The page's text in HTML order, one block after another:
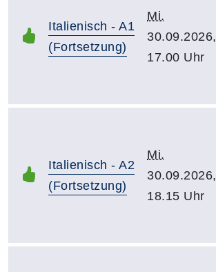
Italienisch - A1
(Fortsetzung)
Mi.
30.09.2026,
17.00 Uhr
Italienisch - A2
(Fortsetzung)
Mi.
30.09.2026,
18.15 Uhr